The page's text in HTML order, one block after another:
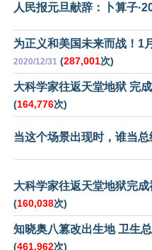
人民报元旦献辞：卜算子
为正义和美国未来而战！1
2020/12/31 (287,001次)
大科学家往返天堂地狱 完
(164,776次)
当这个场景出现时，谁当
大科学家往返天堂地狱完
(160,038次)
知晓奥八篡改出生地 卫生
(461,962次)